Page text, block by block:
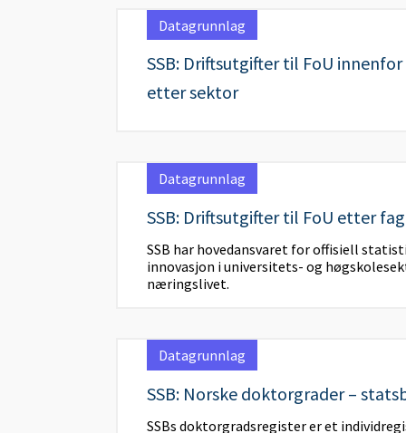
Datagrunnlag
SSB: Driftsutgifter til FoU
etter sektor
Datagrunnlag
SSB: Driftsutgifter til FoU etter
SSB har hovedansvaret for offisiell
innovasjon i universitets- og
næringslivet.
Datagrunnlag
SSB: Norske doktorgrader –
SSBs doktorgradsregister er et